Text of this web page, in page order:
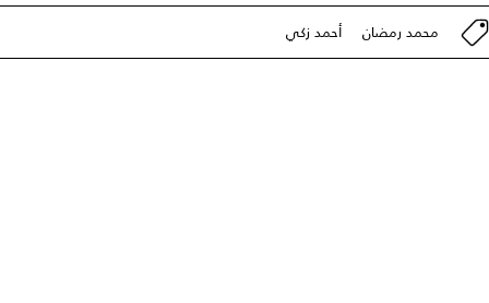
محمد رمضان أحمد زكي